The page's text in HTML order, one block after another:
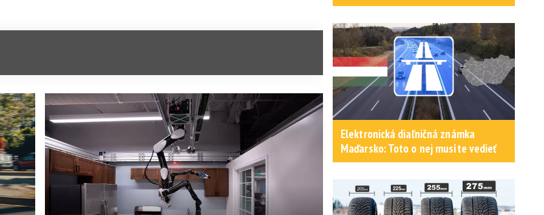
Elektronická diaľničná známka
Maďarsko: Toto o nej musíte vedieť